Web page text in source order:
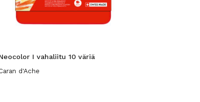
I vahaliitu 10 väriä
d'Ache